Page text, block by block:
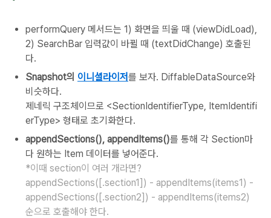
performQuery 메서드는 1) 화면을 띄울 때 (viewDidLoad),
2) SearchBar 입력값이 바뀔 때 (textDidChange) 호출된
다.
Snapshot의 이니셜라이저를 보자. DiffableDataSource와
비슷하다.
제네릭 구조체이므로 <SectionIdentifierType, ItemIdentifi
erType> 형태로 초기화한다.
appendSections(), appendItems()를 통해 각 Section마
다 원하는 Item 데이터를 넣어준다.
*이때 section이 여러 개라면?
appendSections([.section1]) - appendItems(items1) -
appendSections([.section2]) - appendItems(items2)
순으로 호출해야 한다.